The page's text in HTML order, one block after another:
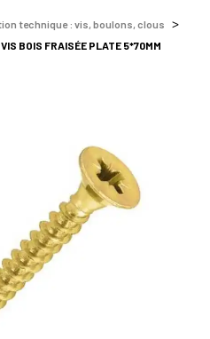
technique : vis, boulons, clous
BOIS FRAISÉE PLATE 5*70MM